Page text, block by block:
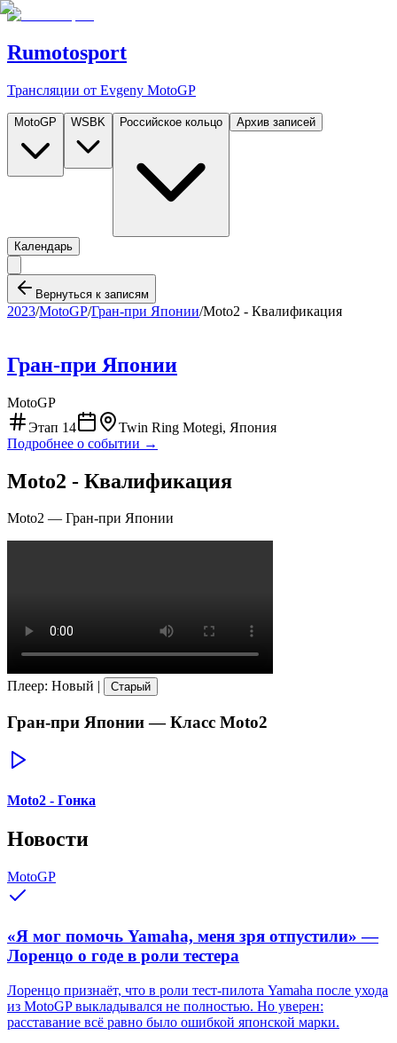
Rumotosport
Трансляции от Evgeny MotoGP
MotoGP WSBK Российское кольцо Архив записей
Календарь
Вернуться к записям
2023/MotoGP/Гран-при Японии/Moto2 - Квалификация
Гран-при Японии
MotoGP
Этап 14
Twin Ring Motegi, Япония
Подробнее о событии →
Moto2 - Квалификация
Moto2 — Гран-при Японии
Плеер: Новый | Старый
Гран-при Японии— Класс Moto2
Moto2 - Гонка
Новости
MotoGP
«Я мог помочь Yamaha, меня зря отпустили» —
Лоренцо о годе в роли тестера
Лоренцо признаёт, что в роли тест-пилота Yamaha после ухода
из MotoGP выкладывался не полностью. Но уверен:
расставание всё равно было ошибкой японской марки.